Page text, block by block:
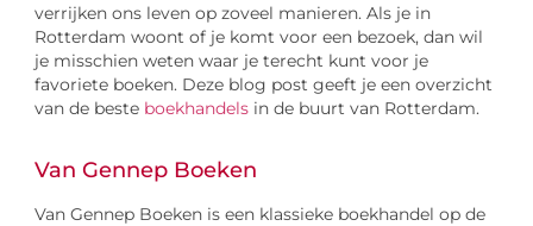
verrijken ons leven op zoveel manieren. Als je in
Rotterdam woont of je komt voor een bezoek, dan wil
je misschien weten waar je terecht kunt voor je
favoriete boeken. Deze blog post geeft je een overzicht
van de beste boekhandels in de buurt van Rotterdam.
Van Gennep Boeken
Van Gennep Boeken is een klassieke boekhandel op de